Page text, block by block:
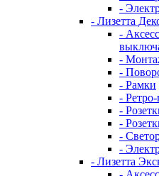
-
- Лизетта
-
-
-
- Рамки
-
-
-
-
-
- Лизетта